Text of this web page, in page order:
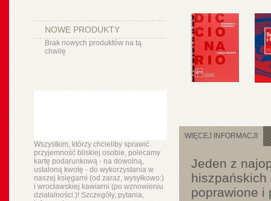
NOWE PRODUKTY
Brak nowych produktów na tą
chwilę
Wszystkim, którzy chcieliby sprawić
przyjemność bliskiej osobie, polecamy
kartę podarunkową - na dowolną,
ustaloną kwotę - do wykorzystania w
naszej księgarni (od zaraz, wysyłkowo:)
i wrocławskiej kawiarni (po wznowieniu
działalności:)! Szczegóły, pytania,
WIĘCEJ INFORMACJI
Jeden z
poprawione i